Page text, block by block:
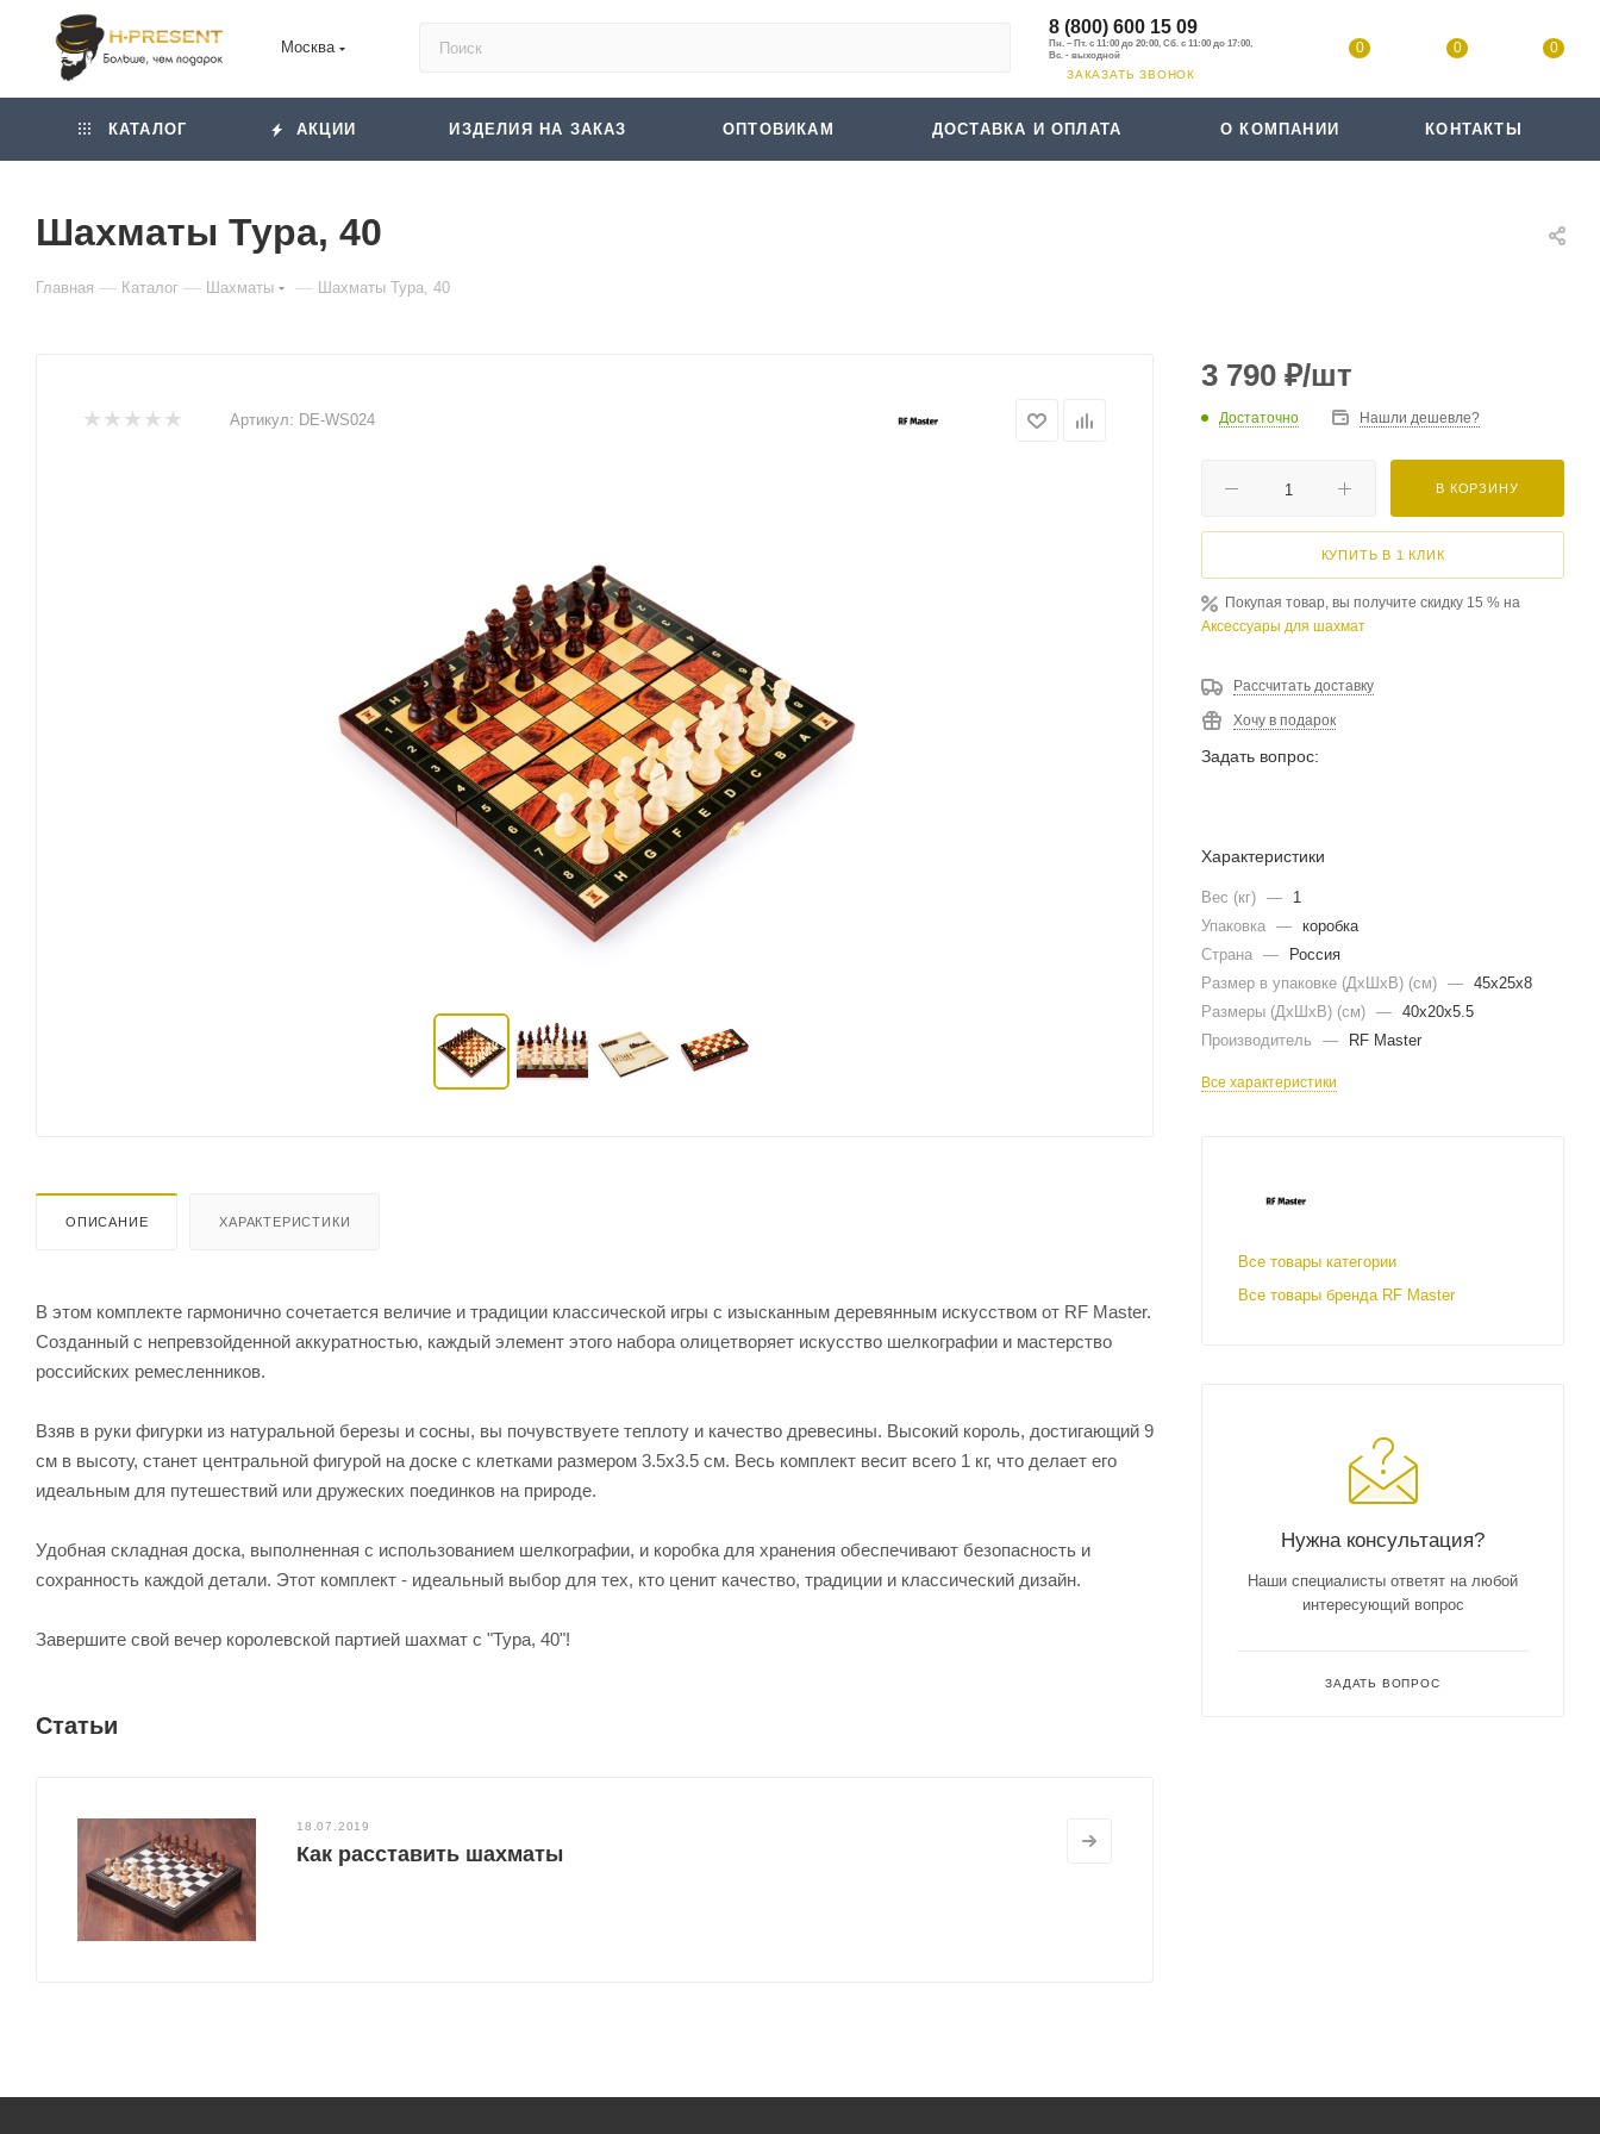
Москва
8 (800) 600 15 09
ЗАКАЗАТЬ ЗВОНОК
0 0 0
КАТАЛОГ АКЦИИ ИЗДЕЛИЯ НА ЗАКАЗ ОПТОВИКАМ ДОСТАВКА И ОПЛАТА О КОМПАНИИ КОНТАКТЫ
Шахматы Тура, 40
Главная — Каталог — Шахматы — Шахматы Тура, 40
Артикул: DE-WS024
ОПИСАНИЕ ХАРАКТЕРИСТИКИ
В этом комплекте гармонично сочетается величие и традиции классической игры с изысканным деревянным искусством от RF Master.
Созданный с непревзойденной аккуратностью, каждый элемент этого набора олицетворяет искусство шелкографии и мастерство
российских ремесленников.
Взяв в руки фигурки из натуральной березы и сосны, вы почувствуете теплоту и качество древесины. Высокий король, достигающий 9
см в высоту, станет центральной фигурой на доске с клетками размером 3.5х3.5 см. Весь комплект весит всего 1 кг, что делает его
идеальным для путешествий или дружеских поединков на природе.
Удобная складная доска, выполненная с использованием шелкографии, и коробка для хранения обеспечивают безопасность и
сохранность каждой детали. Этот комплект - идеальный выбор для тех, кто ценит качество, традиции и классический дизайн.
Завершите свой вечер королевской партией шахмат с "Тура, 40"!
Статьи
18.07.2019
Как расставить шахматы
3 790 ₽/шт
Достаточно Нашли дешевле?
В КОРЗИНУ
КУПИТЬ В 1 КЛИК
Покупая товар, вы получите скидку 15 % на
Аксессуары для шахмат
Рассчитать доставку
Хочу в подарок
Задать вопрос:
Характеристики
Вес (кг) —
1
Упаковка — коробка
Страна —
Россия
Размер в упаковке (ДхШxВ) (см) — 45х25х8
Размеры (ДxШxВ) (см) — 40х20х5.5
Производитель
— RF Master
Все характеристики
Все товары категории
Все товары бренда RF Master
Нужна консультация?
Наши специалисты ответят на любой
интересующий вопрос
ЗАДАТЬ ВОПРОС